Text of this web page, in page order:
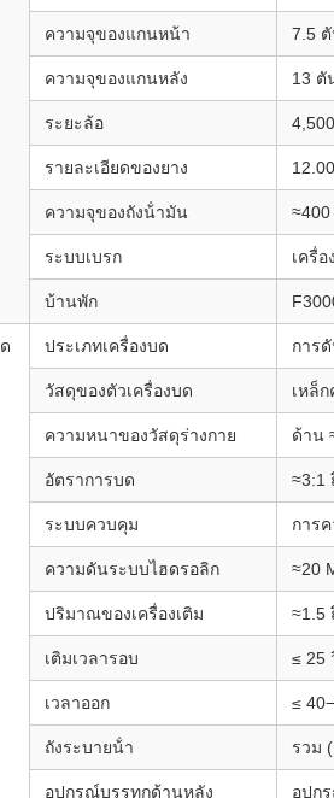
ความจุของแกนหน้า 7.5
ความจุของแกนหลัง 13 ตั
ระยะล้อ
รายละเอียดของยาง
ความจุของถังน้ํามัน
ระบบเบรก เครื่
บ้านพัก
ประเภทเครื่องบด การ
วัสดุของตัวเครื่องบด เหล็
ความหนาของวัสดุร่างกาย ด้าน
อัตราการบด ≈3:1
ระบบควบคุม การ
ความดันระบบไฮดรอลิก ≈20
ปริมาณของเครื่องเติม ≈1.5
เติมเวลารอบ ≤ 25
เวลาออก ≤
ถังระบายน้ํา รวม
อุปกรณ์บรรทุกด้านหลัง อุปก